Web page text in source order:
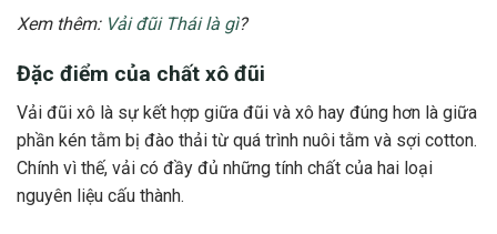
Xem thêm: Vải đũi Thái là gì?
Đặc điểm của chất xô đũi
Vải đũi xô là sự kết hợp giữa đũi và xô hay đúng hơn là giữa
phần kén tằm bị đào thải từ quá trình nuôi tằm và sợi cotton.
Chính vì thế, vải có đầy đủ những tính chất của hai loại
nguyên liệu cấu thành.